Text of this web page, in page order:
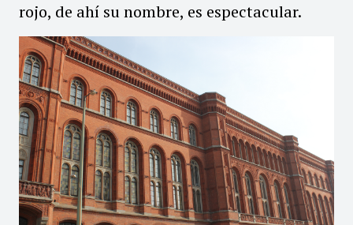
rojo, de ahí su nombre, es espectacular.